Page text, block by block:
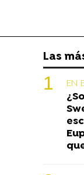
Las
EN